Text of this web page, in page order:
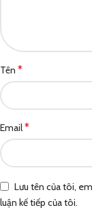
Tên *
Email*
Lưu tên của tôi,
luận kế tiếp của tôi.